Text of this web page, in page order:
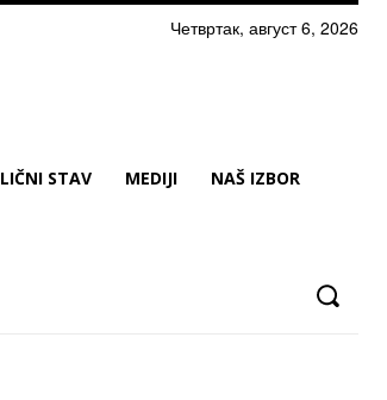
Четвртак, август 6, 2026
LIČNI STAV MEDIJI NAŠ IZBOR